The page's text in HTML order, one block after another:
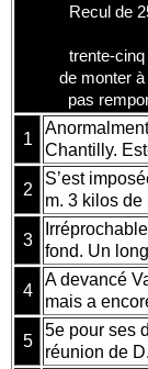
Recul de
trente-
de monter
pas
1
Chantilly.
2
S’est
m. 3 kilos
3
fond. Un
4
A devancé
mais a
5
5e pour ses
réunion de